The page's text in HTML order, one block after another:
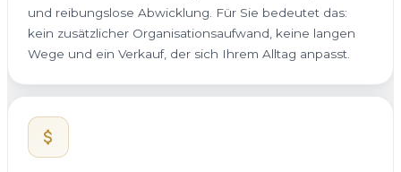
und reibungslose Abwicklung. Für Sie bedeutet das:
kein zusätzlicher Organisationsaufwand, keine langen
Wege und ein Verkauf, der sich Ihrem Alltag anpasst.